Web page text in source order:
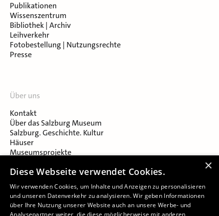
Publikationen
Wissenszentrum
Bibliothek | Archiv
Leihverkehr
Fotobestellung | Nutzungsrechte
Presse
Über uns
Kontakt
Über das Salzburg Museum
Salzburg. Geschichte. Kultur
Häuser
Museumsprojekte
Museumsverein Celtic Heritage
×
Diese Webseite verwendet Cookies.
Wir verwenden Cookies, um Inhalte und Anzeigen zu personalisieren
und unseren Datenverkehr zu analysieren. Wir geben Informationen
über Ihre Nutzung unserer Website auch an unsere Werbe- und
Analysepartner weiter, die diese möglicherweise mit anderen